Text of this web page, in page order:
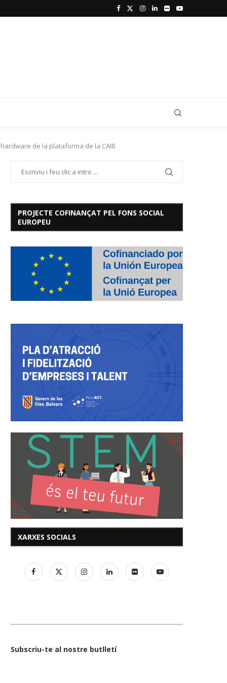
de la plataforma de la CAIB
PROJECTE COFINANÇAT PEL FONS SOCIAL
EUROPEU
XARXES SOCIALS
Subscriu-te al nostre butlletí